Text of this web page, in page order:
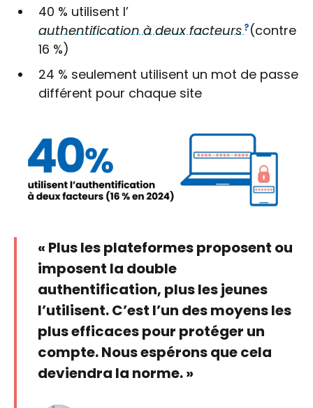
40 % utilisent l’
authentification à deux facteurs(contre
16 %)
24 % seulement utilisent un mot de passe
différent pour chaque site
« Plus les plateformes proposent ou
imposent la double
authentification, plus les jeunes
l’utilisent. C’est l’un des moyens les
plus efficaces pour protéger un
compte. Nous espérons que cela
deviendra la norme. »